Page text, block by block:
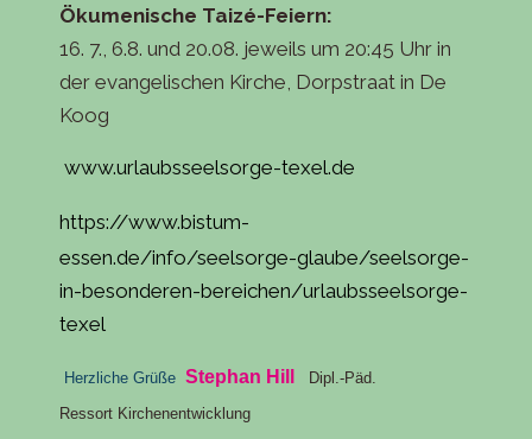
Ökumenische Taizé-Feiern:
16. 7., 6.8. und 20.08. jeweils um 20:45 Uhr in
der evangelischen Kirche, Dorpstraat in ‎De
Koog
www.urlaubsseelsorge-texel.de
https://www.bistum-
essen.de/info/seelsorge-glaube/seelsorge-
in-besonderen-bereichen/urlaubsseelsorge-
texel
Herzliche Grüße Stephan Hill
Dipl.-Päd.
Ressort Kirchenentwicklung